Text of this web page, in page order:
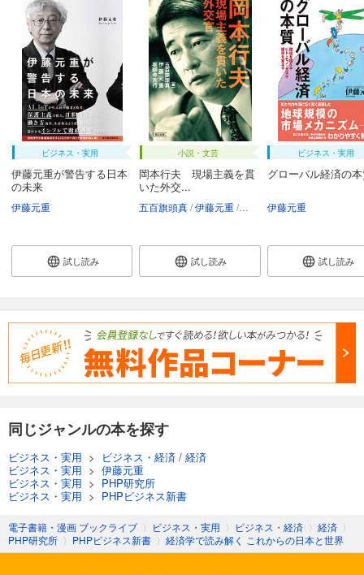
ビジネス・実用
伊藤元重が警告する日本
の未来
伊藤元重
試し読み
小説・文芸
岡本行夫 現場主義を貫
いた外交...
五百旗頭真 伊藤元重 薬師寺克行
試し読み
ビジネス・実用
グローバル経済の
伊藤元重
試し読み
同じジャンルの本を探す
ビジネス・実用 > ビジネス・経済 / 経済
ビジネス・実用 > 伊藤元重
ビジネス・実用 > PHP研究所
ビジネス・実用 > PHPビジネス新書
電子書籍・漫画 ブックライブ 〉 ビジネス・実用 〉 ビジネス・経済 〉 経済 〉
PHP研究所 〉 PHPビジネス新書 〉 経済学で読み解く これからの日本と世界